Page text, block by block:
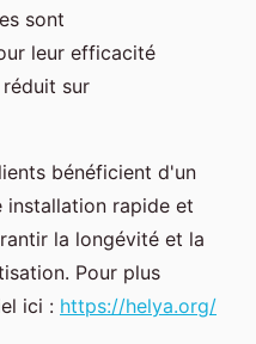
sont
leur efficacité
sur
bénéficient d'un
installation rapide et
la longévité et la
Pour plus
ici : https://helya.org/